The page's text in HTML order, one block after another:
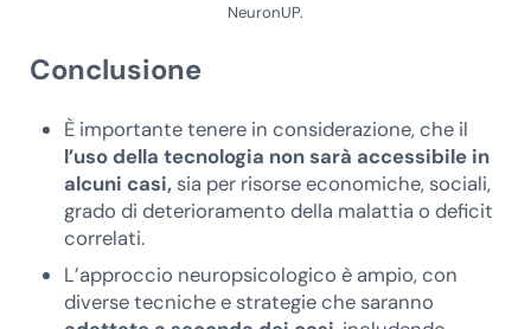
NeuronUP.
Conclusione
È importante tenere in considerazione, che il
l’uso della tecnologia non sarà accessibile in
alcuni casi, sia per risorse economiche, sociali,
grado di deterioramento della malattia o deficit
correlati.
L’approccio neuropsicologico è ampio, con
diverse tecniche e strategie che saranno